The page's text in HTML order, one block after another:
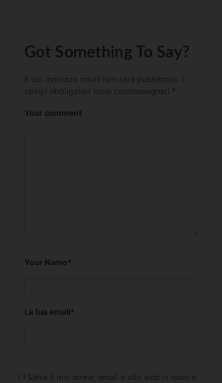
Got Something To Say?
Il tuo indirizzo email non sarà pubblicato.
campi obbligatori sono contrassegnati *
Your comment
Your Name*
La tua email*
Salva il mio nome, email e sito web in questo